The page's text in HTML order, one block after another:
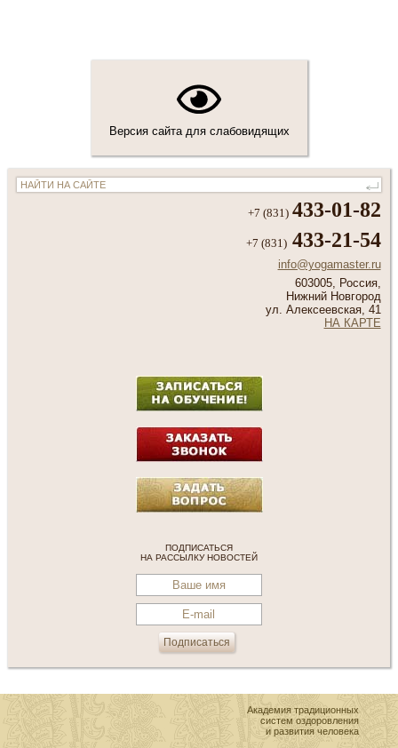
Версия сайта для слабовидящих
+7 (831) 433-01-82
+7 (831) 433-21-54
info@yogamaster.ru
603005, Россия,
Нижний Новгород
ул. Алексеевская, 41
НА КАРТЕ
ПОДПИСАТЬСЯ
НА РАССЫЛКУ НОВОСТЕЙ
Академия традиционных
систем оздоровления
и развития человека